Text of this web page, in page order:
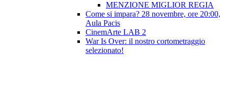
MENZIONE MIGLIOR REGIA
Come si impara? 28 novembre, ore 20:00,
Aula Pacis
CinemArte LAB 2
War Is Over: il nostro cortometraggio
selezionato!